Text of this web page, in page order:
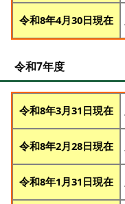
令和8年4月30日現在
令和7年度
令和8年3月31日現在
令和8年2月28日現在
令和8年1月31日現在